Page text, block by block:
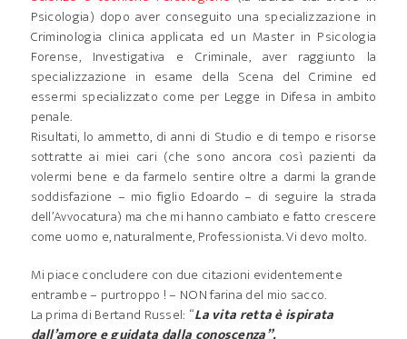
Psicologia) dopo aver conseguito una specializzazione in
Criminologia clinica applicata ed un Master in Psicologia
Forense, Investigativa e Criminale, aver raggiunto la
specializzazione in esame della Scena del Crimine ed
essermi specializzato come per Legge in Difesa in ambito
penale.
Risultati, lo ammetto, di anni di Studio e di tempo e risorse
sottratte ai miei cari (che sono ancora così pazienti da
volermi bene e da farmelo sentire oltre a darmi la grande
soddisfazione – mio figlio Edoardo – di seguire la strada
dell’Avvocatura) ma che mi hanno cambiato e fatto crescere
come uomo e, naturalmente, Professionista. Vi devo molto.
Mi piace concludere con due citazioni evidentemente
entrambe – purtroppo ! – NON farina del mio sacco.
La prima di Bertand Russel: “La vita retta è ispirata